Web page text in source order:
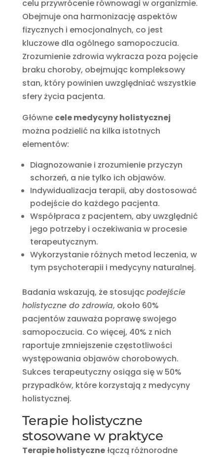
celu przywrócenie równowagi w organizmie.
Obejmuje ona harmonizację aspektów
fizycznych i emocjonalnych, co jest
kluczowe dla ogólnego samopoczucia.
Zrozumienie zdrowia wykracza poza pojęcie
braku choroby, obejmując kompleksowy
stan, który powinien uwzględniać wszystkie
sfery życia pacjenta.
Główne cele medycyny holistycznej
można podzielić na kilka istotnych
elementów:
Diagnozowanie i zrozumienie przyczyn
schorzeń, a nie tylko ich objawów.
Indywidualizacja terapii, aby dostosować
podejście do każdego pacjenta.
Współpraca z pacjentem, aby uwzględnić
jego potrzeby i oczekiwania w procesie
terapeutycznym.
Wykorzystanie różnych metod leczenia, w
tym psychoterapii i medycyny naturalnej.
Badania wskazują, że stosując podejście
holistyczne do zdrowia, około 60%
pacjentów zauważa poprawę swojego
samopoczucia. Co więcej, 40% z nich
raportuje zmniejszenie częstotliwości
występowania objawów chorobowych.
Sukces terapeutyczny osiąga się w 50%
przypadków, które korzystają z medycyny
holistycznej.
Terapie holistyczne
stosowane w praktyce
Terapie holistycznełączą różnorodne